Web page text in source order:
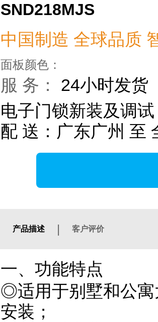
SND218MJS
中国制造 全球品质
面板颜色：
服 务：
24小时发货
电子门锁新装及调
配 送：广东广州 至
产品描述 | 客户评价
一、功能特点
◎适用于别墅和公寓
安装；